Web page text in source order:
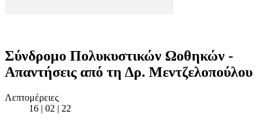
Σύνδρομο Πολυκυστικών Ωοθηκών -
Απαντήσεις από τη Δρ. Μεντζελοπούλου
Λεπτομέρειες
16 | 02 | 22